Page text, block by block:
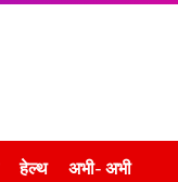
हेल्थ अभी- अभी